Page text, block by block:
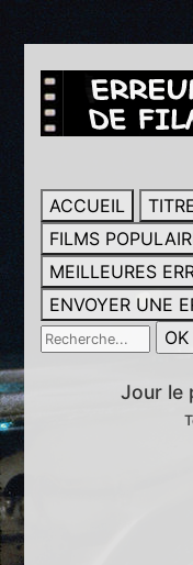
ACCUEIL
FILMS
MEILLEURES
ENVOYER UNE
Jour le